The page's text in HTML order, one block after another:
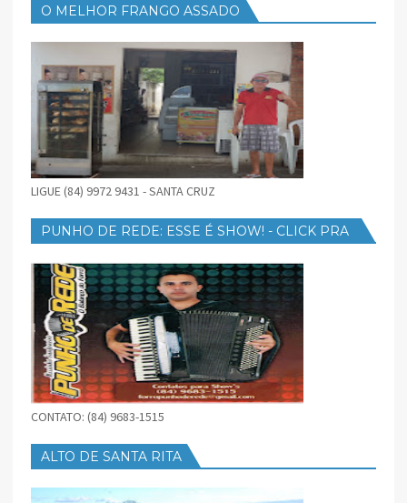
O MELHOR FRANGO ASSADO
LIGUE (84) 9972 9431 - SANTA CRUZ
PUNHO DE REDE: ESSE É SHOW! - CLICK PRA
CONTATO: (84) 9683-1515
ALTO DE SANTA RITA